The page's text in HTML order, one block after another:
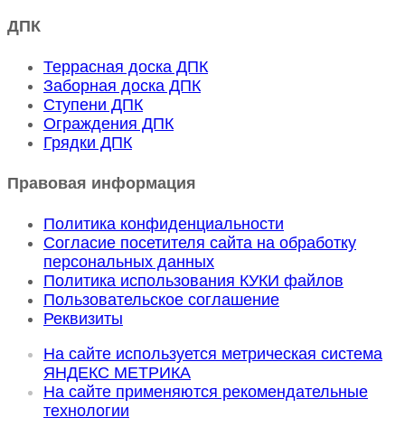
ДПК
Террасная доска ДПК
Заборная доска ДПК
Ступени ДПК
Ограждения ДПК
Грядки ДПК
Правовая информация
Политика конфиденциальности
Согласие посетителя сайта на обработку
персональных данных
Политика использования КУКИ файлов
Пользовательское соглашение
Реквизиты
На сайте используется метрическая система
ЯНДЕКС МЕТРИКА
На сайте применяются рекомендательные
технологии